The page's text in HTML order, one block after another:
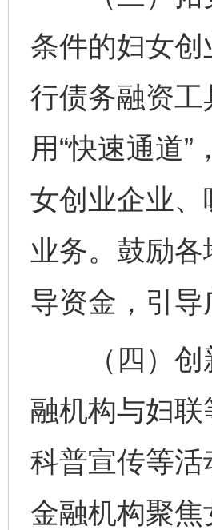
条件的妇女
行债务融资
用“快速通道
女创业企业
业务。鼓励
导资金，引
（四）创新
融机构与妇
科普宣传等
金融机构聚